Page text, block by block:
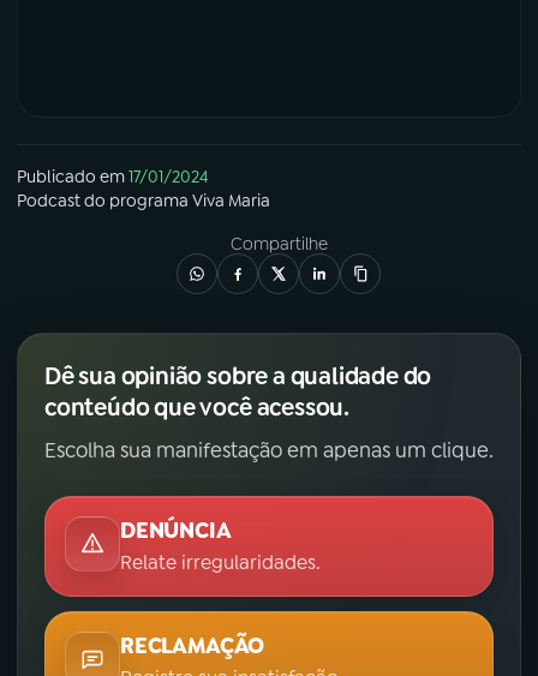
Publicado em17/01/2024
Podcastdo programa Viva Maria
Compartilhe
Dê sua opinião sobre a qualidade do
conteúdo que você acessou.
Escolha sua manifestação em apenas um clique.
DENÚNCIA
Relate irregularidades.
RECLAMAÇÃO